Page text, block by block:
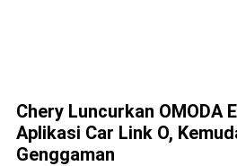
Chery Luncurkan OMODA
Aplikasi Car Link O,
Genggaman